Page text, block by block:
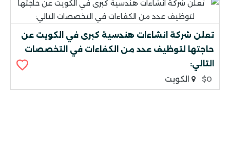
تعلن شركة انشاءات هندسية كبرى في الكويت عن
حاجتها لتوظيف عدد من الكفاءات في التخصصات
التالي:
$0
الكويت